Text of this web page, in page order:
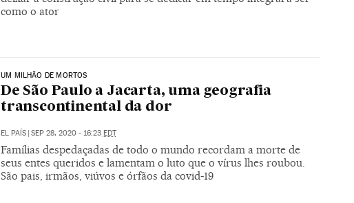
como o ator
UM MILHÃO DE MORTOS
De São Paulo a Jacarta, uma geografia
transcontinental da dor
EL PAÍS | SEP 28, 2020 - 16:23 EDT
Famílias despedaçadas de todo o mundo recordam a morte de
seus entes queridos e lamentam o luto que o vírus lhes roubou.
São pais, irmãos, viúvos e órfãos da covid-19